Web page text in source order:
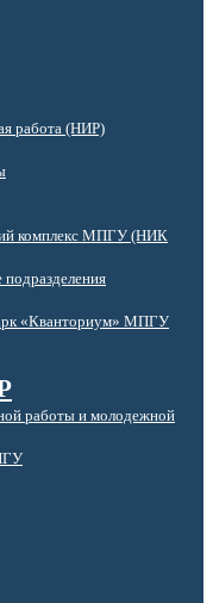
работа (НИР)
комплекс МПГУ (НИК
«Кванториум» МПГУ
работы и молодежной